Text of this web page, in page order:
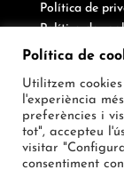
Política de
Política de
Canal de
SEGUEIX-NOS
Política de
Utilitzem
l'experiència
preferències i
tot", accepteu
visitar
consentiment